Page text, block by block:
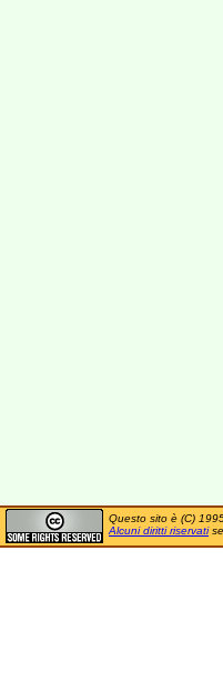
Questo sito è (C)
Alcuni diritti riservati